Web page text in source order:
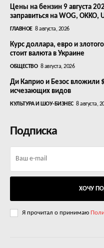
Цены на бензин 9 августа
заправиться на WOG, OKKO,
ГЛАВНОЕ 8 августа, 2026
Курс доллара, евро и
стоит валюта в Украине
ОБЩЕСТВО 8 августа, 2026
Ди Каприо и Безос вложили
исчезающих видов
КУЛЬТУРА И ШОУ-БИЗНЕС 8 августа,
Подписка
ХОЧУ
Я прочитал о принимаю